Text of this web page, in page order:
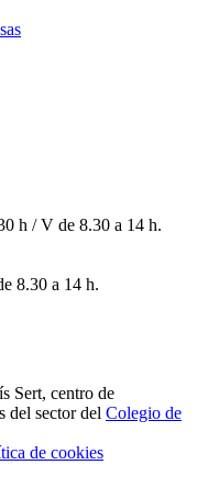
h / V de 8.30 a 14 h.
8.30 a 14 h.
Sert, centro de
del sector del Colegio de
de cookies